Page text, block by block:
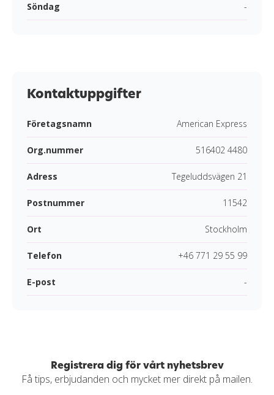
Söndag -
Kontaktuppgifter
Företagsnamn American Express
Org.nummer 516402 4480
Adress Tegeluddsvägen 21
Postnummer 11542
Ort Stockholm
Telefon +46 771 29 55 99
E-post -
Registrera dig för vårt nyhetsbrev
Få tips, erbjudanden och mycket mer direkt på mailen.